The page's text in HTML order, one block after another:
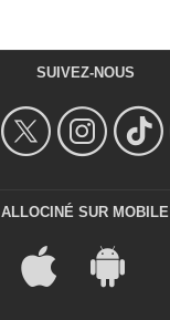
SUIVEZ-NOUS
ALLOCINÉ SUR MOBILE